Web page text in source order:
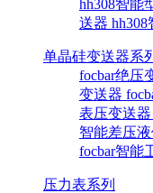
hh308智能
送器 hh308
单晶硅变送器系
focbar绝压
变送器
表压变送器
智能差压
focbar智能
压力表系列